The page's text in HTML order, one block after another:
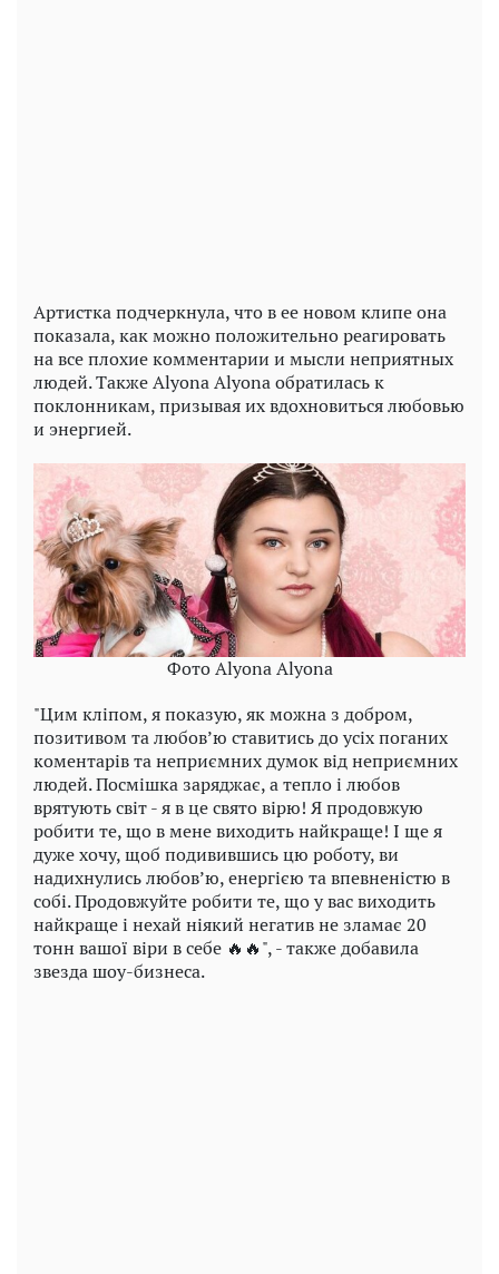
Артистка подчеркнула, что в ее новом клипе она
показала, как можно положительно реагировать
на все плохие комментарии и мысли неприятных
людей. Также Alyona Alyona обратилась к
поклонникам, призывая их вдохновиться любовью
и энергией.
Фото Alyona Alyona
"Цим кліпом, я показую, як можна з добром,
позитивом та любов’ю ставитись до усіх поганих
коментарів та неприємних думок від неприємних
людей. Посмішка заряджає, а тепло і любов
врятують світ - я в це свято вірю! Я продовжую
робити те, що в мене виходить найкраще! І ще я
дуже хочу, щоб подивившись цю роботу, ви
надихнулись любов’ю, енергією та впевненістю в
собі. Продовжуйте робити те, що у вас виходить
найкраще і нехай ніякий негатив не зламає 20
тонн вашої віри в себе 🔥🔥", - также добавила
звезда шоу-бизнеса.